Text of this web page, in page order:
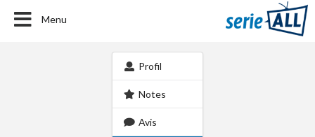
Menu
Profil
Notes
Avis